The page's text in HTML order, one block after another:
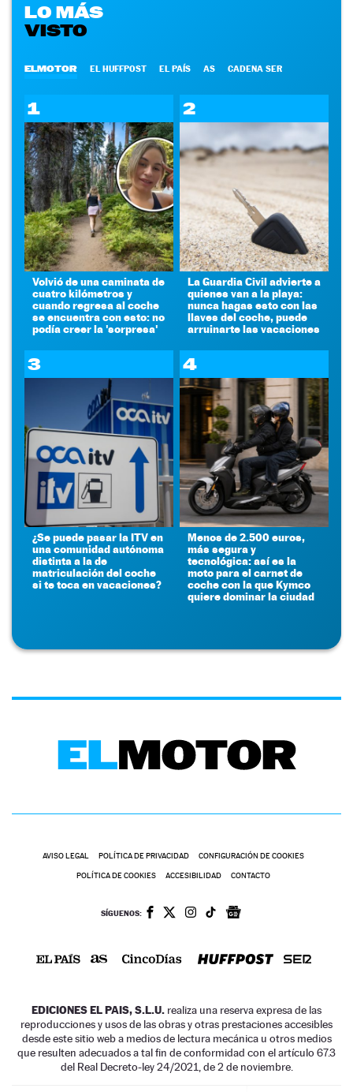
LO MÁS
VISTO
ELMOTOR EL HUFFPOST EL PAÍS AS CADENA SER
1
Volvió de una caminata de
cuatro kilómetros y
cuando regresa al coche
se encuentra con esto: no
podía creer la 'sorpresa'
2
La Guardia Civil advierte a
quienes van a la playa:
nunca hagas esto con las
llaves del coche, puede
arruinarte las vacaciones
3
¿Se puede pasar la ITV en
una comunidad autónoma
distinta a la de
matriculación del coche
si te toca en vacaciones?
4
Menos de 2.500 euros,
más segura y
tecnológica: así es la
moto para el carnet de
coche con la que Kymco
quiere dominar la ciudad
AVISO LEGAL POLÍTICA DE PRIVACIDAD CONFIGURACIÓN DE COOKIES
POLÍTICA DE COOKIES ACCESIBILIDAD CONTACTO
SÍGUENOS:
EDICIONES EL PAIS, S.L.U. realiza una reserva expresa de las
reproducciones y usos de las obras y otras prestaciones accesibles
desde este sitio web a medios de lectura mecánica u otros medios
que resulten adecuados a tal fin de conformidad con el artículo 67.3
del Real Decreto-ley 24/2021, de 2 de noviembre.